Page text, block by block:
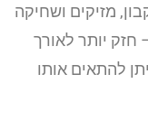
מזיקים ושחיקה
חזק יותר לאורך
להתאים אותו